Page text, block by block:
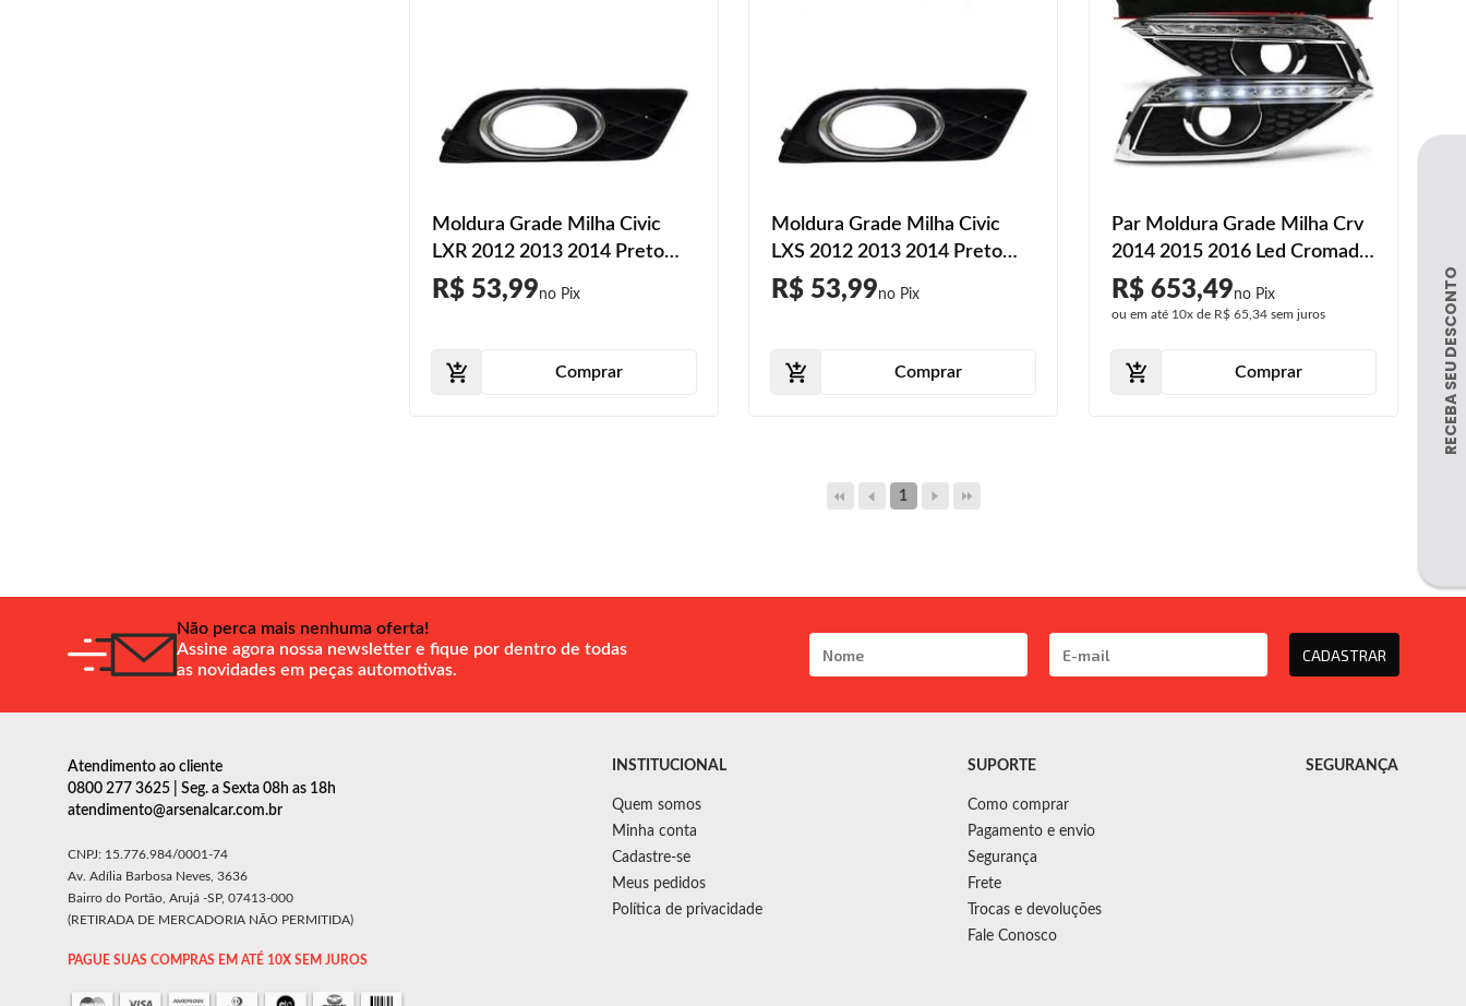
Moldura Grade Milha Civic
LXR 2012 2013 2014 Preto
Aro Cromado
R$ 53,99
Comprar
Moldura Grade Milha Civic
LXS 2012 2013 2014 Preto
Aro Cromado
R$ 53,99
Comprar
Par Moldura Grade Milha Crv
2014 2015 2016 Led Cromada
Daylight
R$ 653,49
ou em até 10xde R$ 65,34sem juros
Comprar
1
Não perca mais nenhuma oferta!
Assine agora nossa newsletter e fique por dentro de todas
as novidades em peças automotivas.
CADASTRAR
Atendimento ao cliente
0800 277 3625 | Seg. a Sexta 08h as 18h
atendimento@arsenalcar.com.br
CNPJ: 15.776.984/0001-74
Av. Adília Barbosa Neves, 3636
Bairro do Portão, Arujá -SP, 07413-000
(RETIRADA DE MERCADORIA NÃO PERMITIDA)
PAGUE SUAS COMPRAS EM ATÉ 10X SEM JUROS
INSTITUCIONAL
Quem somos
Minha conta
Cadastre-se
Meus pedidos
Política de privacidade
SUPORTE
Como comprar
Pagamento e envio
Segurança
Frete
Trocas e devoluções
Fale Conosco
SEGURANÇA